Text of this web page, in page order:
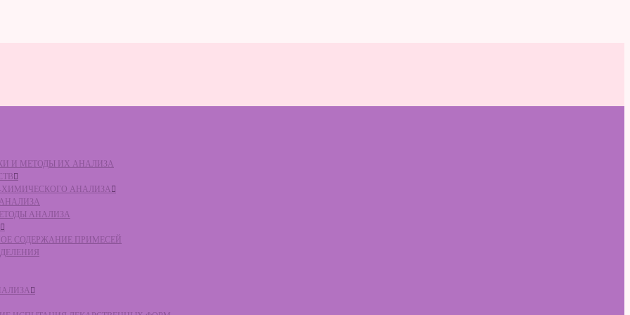
И МЕТОДЫ ИХ АНАЛИЗА
ХИМИЧЕСКОГО АНАЛИЗА
АНАЛИЗА
АНАЛИЗА
СОДЕРЖАНИЕ ПРИМЕСЕЙ